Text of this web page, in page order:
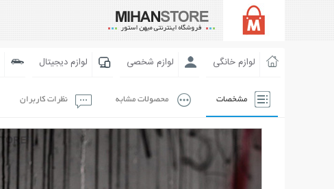
لوازم خانگی لوازم شخصی لوازم دیجیتال
مشخصات محصولات مشابه نظرات کاربران